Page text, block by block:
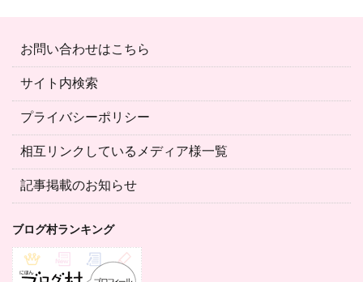
お問い合わせはこちら
サイト内検索
プライバシーポリシー
相互リンクしているメディア様一覧
記事掲載のお知らせ
ブログ村ランキング